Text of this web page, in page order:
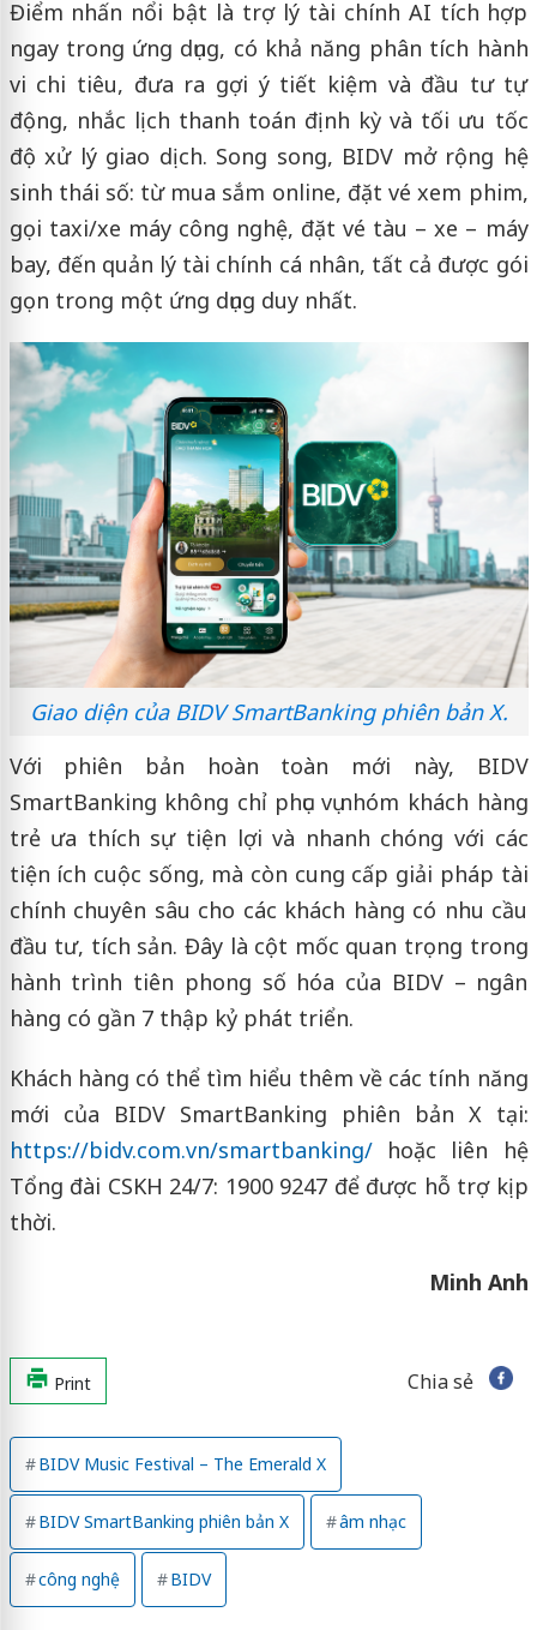
Điểm nhấn nổi bật là trợ lý tài chính AI tích hợp
ngay trong ứng dụng, có khả năng phân tích hành
vi chi tiêu, đưa ra gợi ý tiết kiệm và đầu tư tự
động, nhắc lịch thanh toán định kỳ và tối ưu tốc
độ xử lý giao dịch. Song song, BIDV mở rộng hệ
sinh thái số: từ mua sắm online, đặt vé xem phim,
gọi taxi/xe máy công nghệ, đặt vé tàu – xe – máy
bay, đến quản lý tài chính cá nhân, tất cả được gói
gọn trong một ứng dụng duy nhất.
Giao diện của BIDV SmartBanking phiên bản X.
Với phiên bản hoàn toàn mới này, BIDV
SmartBanking không chỉ phục vụ nhóm khách hàng
trẻ ưa thích sự tiện lợi và nhanh chóng với các
tiện ích cuộc sống, mà còn cung cấp giải pháp tài
chính chuyên sâu cho các khách hàng có nhu cầu
đầu tư, tích sản. Đây là cột mốc quan trọng trong
hành trình tiên phong số hóa của BIDV – ngân
hàng có gần 7 thập kỷ phát triển.
Khách hàng có thể tìm hiểu thêm về các tính năng
mới của BIDV SmartBanking phiên bản X tại:
https://bidv.com.vn/smartbanking/hoặc liên hệ
Tổng đài CSKH 24/7: 1900 9247 để được hỗ trợ kịp
thời.
Minh Anh
Print Chia sẻ
BIDV Music Festival – The Emerald X
BIDV SmartBanking phiên bản X âm nhạc
công nghệ BIDV